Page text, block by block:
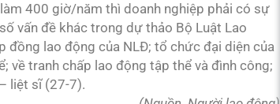
400 giờ/năm thì doanh nghiệp phải có sự
vấn đề khác trong dự thảo Bộ Luật Lao
lao động của NLĐ; tổ chức đại diện của
tranh chấp lao động tập thể và đình công;
liệt sĩ (27-7).